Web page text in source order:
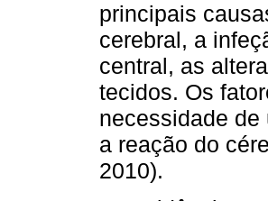
principais
cerebral, a
central, as
tecidos. Os
necessidade
a reação do
2010).